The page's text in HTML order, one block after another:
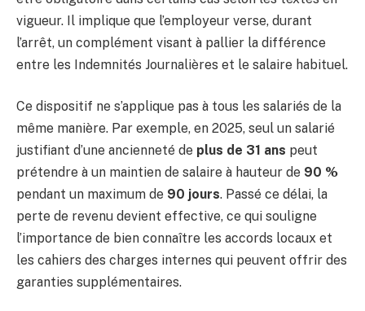
vigueur. Il implique que l’employeur verse, durant
l’arrêt, un complément visant à pallier la différence
entre les Indemnités Journalières et le salaire habituel.
Ce dispositif ne s’applique pas à tous les salariés de la
même manière. Par exemple, en 2025, seul un salarié
justifiant d’une ancienneté de plus de 31 ans peut
prétendre à un maintien de salaire à hauteur de 90 %
pendant un maximum de 90 jours. Passé ce délai, la
perte de revenu devient effective, ce qui souligne
l’importance de bien connaître les accords locaux et
les cahiers des charges internes qui peuvent offrir des
garanties supplémentaires.